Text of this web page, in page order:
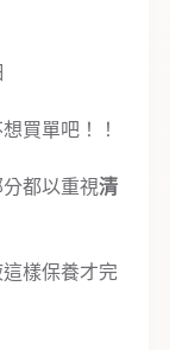
買單吧！！
都以重視清
樣保養才完